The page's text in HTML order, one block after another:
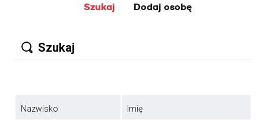
Szukaj
Dodaj osobę
Nazwisko Imię